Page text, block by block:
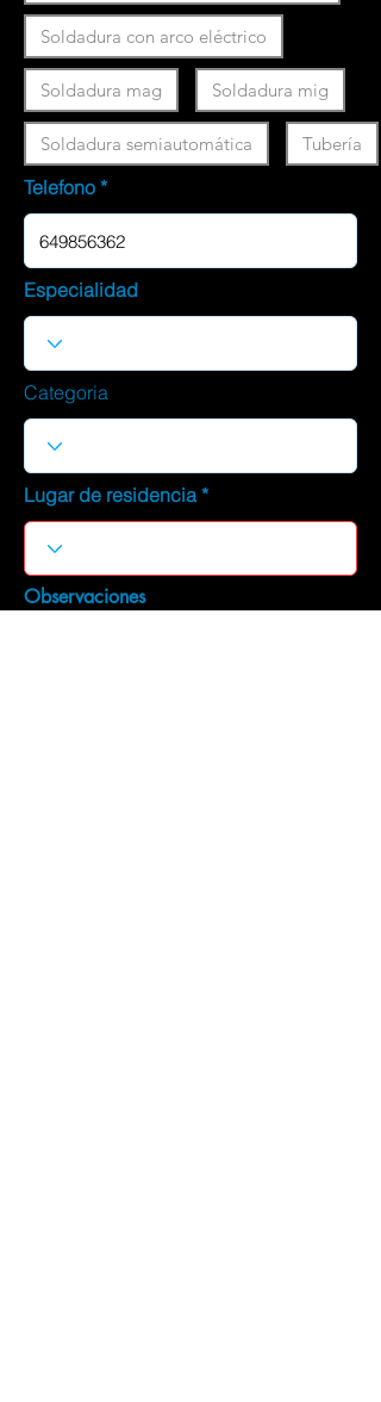
Soldadura con arco eléctrico
Soldadura mag Soldadura mig
Soldadura semiautomática Tubería
Telefono
Especialidad
Categoria
Lugar de residencia
Observaciones